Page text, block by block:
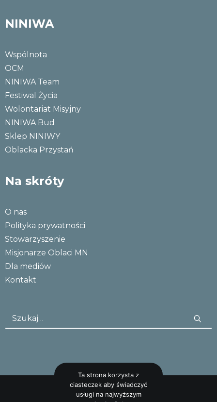
NINIWA
Wspólnota
OCM
NINIWA Team
Festiwal Życia
Wolontariat Misyjny
NINIWA Bud
Sklep NINIWY
Oblacka Przystań
Na skróty
O nas
Polityka prywatności
Stowarzyszenie
Misjonarze Oblaci MN
Dla mediów
Kontakt
Ta strona korzysta z
ciasteczek aby świadczyć
usługi na najwyższym